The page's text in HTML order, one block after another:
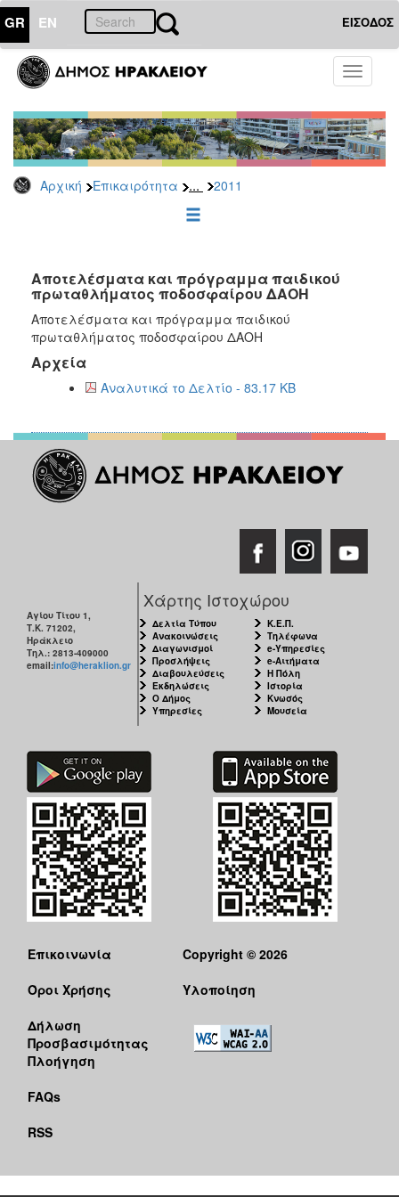
GR EN ΕΙΣΟΔΟΣ
Toggle
Αρχική Επικαιρότητα ... 2011
ΕΠΙΚΑΙΡΟΤΗΤΑ
Τύπου
Αρχείο
2026
2025
2022
2021
2020
2019
2018
2016
2015
2013
ΗΡΑΚΛΕΙΟ
Αποτελέσματα και πρόγραμμα παιδικού
πρωταθλήματος ποδοσφαίρου ΔΑΟΗ
Αποτελέσματα και πρόγραμμα παιδικού
πρωταθλήματος ποδοσφαίρου ΔΑΟΗ
Αρχεία
Αναλυτικά το Δελτίο - 83.17 KB
Αγίου Τίτου 1,
Τ.Κ. 71202,
Ηράκλειο
Τηλ.: 2813-409000
email:info@heraklion.gr
Χάρτης Ιστοχώρου
Δελτία Τύπου
Ανακοινώσεις
Διαγωνισμοί
Προσλήψεις
Διαβουλεύσεις
Εκδηλώσεις
Ο Δήμος
Υπηρεσίες
Κ.Ε.Π.
Τηλέφωνα
e-Υπηρεσίες
e-Αιτήματα
Η Πόλη
Ιστορία
Κνωσός
Μουσεία
Επικοινωνία
Όροι Χρήσης
Δήλωση
Προσβασιμότητας
Πλοήγηση
FAQs
RSS
Copyright © 2026
Υλοποίηση